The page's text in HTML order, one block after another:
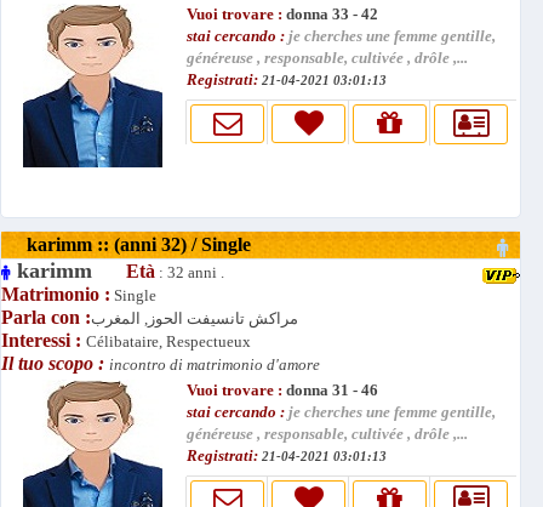
Vuoi trovare : donna 33 - 42
stai cercando : je cherches une femme gentille,
généreuse , responsable, cultivée , drôle ,...
Registrati: 21-04-2021 03:01:13
karimm :: (anni 32) / Single
karimm Età : 32 anni .
Matrimonio : Single
Parla con :مراكش تانسيفت الحوز, المغرب
Interessi : Célibataire, Respectueux
Il tuo scopo : incontro di matrimonio d'amore
Vuoi trovare : donna 31 - 46
stai cercando : je cherches une femme gentille,
généreuse , responsable, cultivée , drôle ,...
Registrati: 21-04-2021 03:01:13